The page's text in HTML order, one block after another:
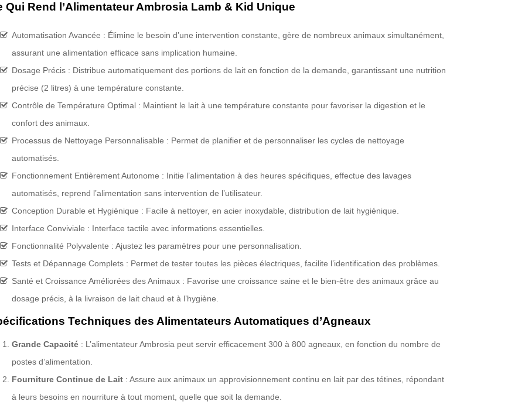
Qui Rend l’Alimentateur Ambrosia Lamb & Kid Unique
Automatisation Avancée : Élimine le besoin d’une intervention constante, gère de nombreux animaux simultanément,
assurant une alimentation efficace sans implication humaine.
Dosage Précis : Distribue automatiquement des portions de lait en fonction de la demande, garantissant une nutrition
précise (2 litres) à une température constante.
Contrôle de Température Optimal : Maintient le lait à une température constante pour favoriser la digestion et le
confort des animaux.
Processus de Nettoyage Personnalisable : Permet de planifier et de personnaliser les cycles de nettoyage
automatisés.
Fonctionnement Entièrement Autonome : Initie l’alimentation à des heures spécifiques, effectue des lavages
automatisés, reprend l’alimentation sans intervention de l’utilisateur.
Conception Durable et Hygiénique : Facile à nettoyer, en acier inoxydable, distribution de lait hygiénique.
Interface Conviviale : Interface tactile avec informations essentielles.
Fonctionnalité Polyvalente : Ajustez les paramètres pour une personnalisation.
Tests et Dépannage Complets : Permet de tester toutes les pièces électriques, facilite l’identification des problèmes.
Santé et Croissance Améliorées des Animaux : Favorise une croissance saine et le bien-être des animaux grâce au
dosage précis, à la livraison de lait chaud et à l’hygiène.
Techniques des Alimentateurs Automatiques d’Agneaux
Grande Capacité: L’alimentateur Ambrosia peut servir efficacement 300 à 800 agneaux, en fonction du nombre de
postes d’alimentation.
Fourniture Continue de Lait: Assure aux animaux un approvisionnement continu en lait par des tétines, répondant
à leurs besoins en nourriture à tout moment, quelle que soit la demande.